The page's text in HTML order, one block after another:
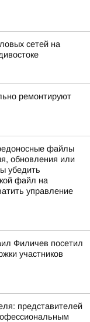
сетей на
ремонтируют
файлы
обновления или
убедить
файл на
управление
Филичев посетил
участников
представителей